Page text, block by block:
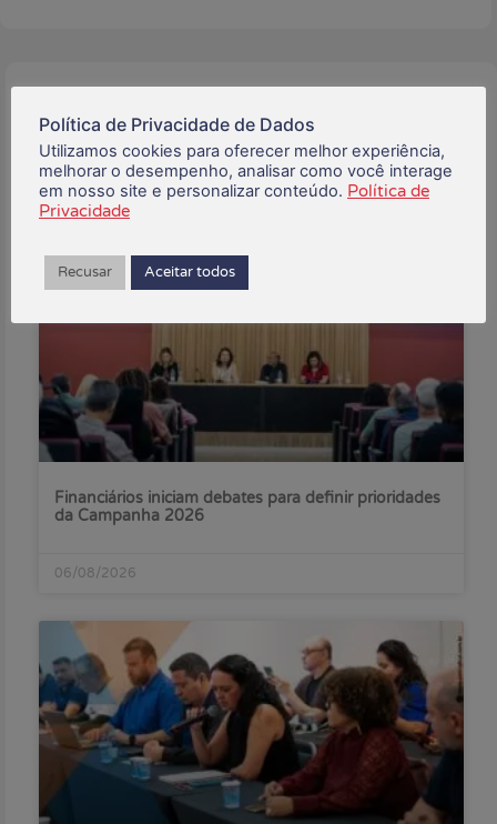
Posts Recentes:
Financiários iniciam debates para definir prioridades
da Campanha 2026
06/08/2026
Política de Privacidade de Dados
Utilizamos cookies para oferecer melhor experiência,
melhorar o desempenho, analisar como você interage
em nosso site e personalizar conteúdo. Política de
Privacidade
Recusar Aceitar todos